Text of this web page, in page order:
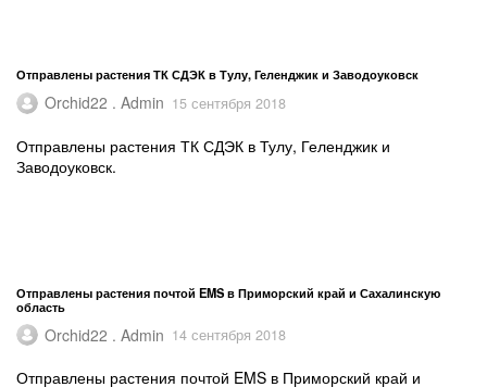
Отправлены растения ТК СДЭК в Тулу, Геленджик и Заводоуковск
Orchid22 . Admin 15 сентября 2018
Отправлены растения ТК СДЭК в Тулу, Геленджик и
Заводоуковск.
Отправлены растения почтой EMS в Приморский край и Сахалинскую
область
Orchid22 . Admin 14 сентября 2018
Отправлены растения почтой EMS в Приморский край и